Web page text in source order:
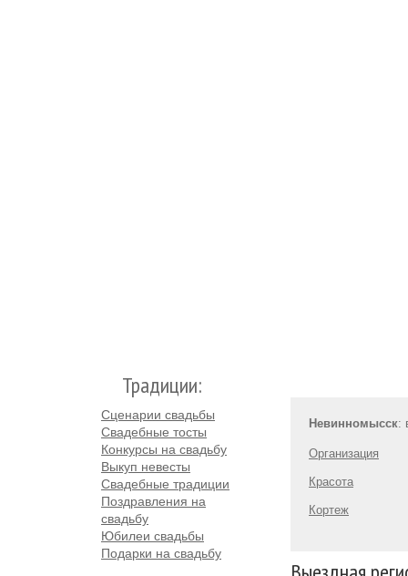
Традиции:
Сценарии свадьбы
Свадебные тосты
Конкурсы на свадьбу
Выкуп невесты
Свадебные традиции
Поздравления на
свадьбу
Юбилеи свадьбы
Подарки на свадьбу
Невинномысск:
Организация
Красота
Кортеж